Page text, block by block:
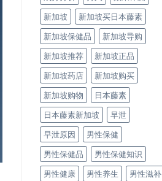
新加坡
新加坡买日本藤素
新加坡保健品
新加坡导购
新加坡推荐
新加坡正品
新加坡药店
新加坡购买
新加坡购物
日本藤素
日本藤素新加坡
早泄
早泄原因
男性保健
男性保健品
男性保健知识
男性健康
男性养生
男性滋补